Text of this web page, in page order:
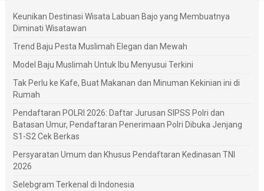
Keunikan Destinasi Wisata Labuan Bajo yang Membuatnya
Diminati Wisatawan
Trend Baju Pesta Muslimah Elegan dan Mewah
Model Baju Muslimah Untuk Ibu Menyusui Terkini
Tak Perlu ke Kafe, Buat Makanan dan Minuman Kekinian ini di
Rumah
Pendaftaran POLRI 2026: Daftar Jurusan SIPSS Polri dan
Batasan Umur, Pendaftaran Penerimaan Polri Dibuka Jenjang
S1-S2 Cek Berkas
Persyaratan Umum dan Khusus Pendaftaran Kedinasan TNI
2026
Selebgram Terkenal di Indonesia